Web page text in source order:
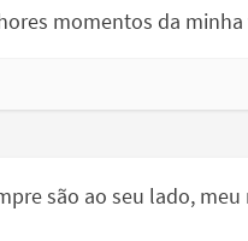
momentos da
são ao seu lado,